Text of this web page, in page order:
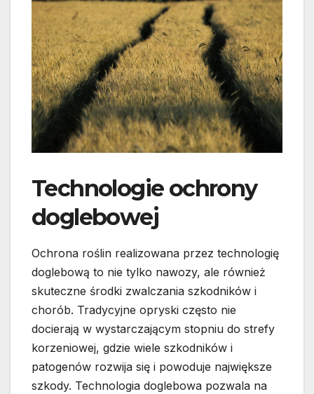
Technologie ochrony
doglebowej
Ochrona roślin realizowana przez technologię
doglebową to nie tylko nawozy, ale również
skuteczne środki zwalczania szkodników i
chorób. Tradycyjne opryski często nie
docierają w wystarczającym stopniu do strefy
korzeniowej, gdzie wiele szkodników i
patogenów rozwija się i powoduje największe
szkody. Technologia doglebowa pozwala na